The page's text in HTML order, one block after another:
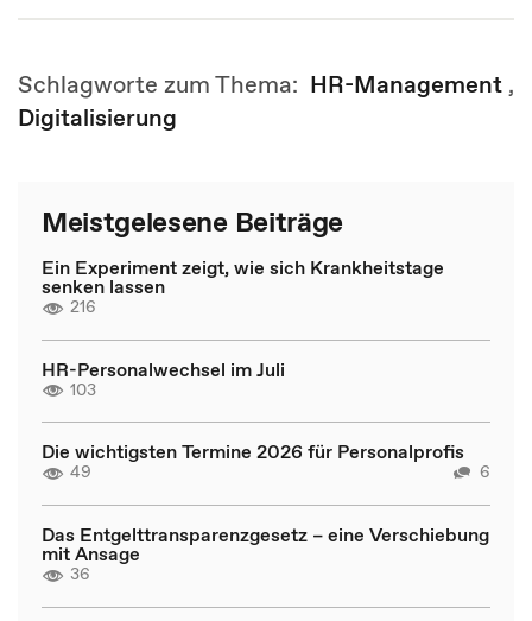
Schlagworte zum Thema: HR-Management ,
Digitalisierung
Meistgelesene Beiträge
Ein Experiment zeigt, wie sich Krankheitstage
senken lassen
216
HR-Personalwechsel im Juli
103
Die wichtigsten Termine 2026 für Personalprofis
49 6
Das Entgelttransparenzgesetz – eine Verschiebung
mit Ansage
36